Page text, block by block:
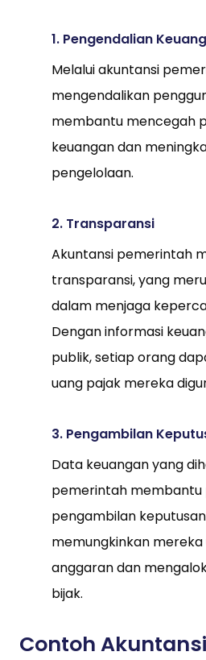
1. Pengendalian
Melalui akuntansi
mengendalikan
membantu mencegah
keuangan dan
pengelolaan.
2. Transparansi
Akuntansi pemerintah
transparansi, yang
dalam menjaga
Dengan informasi
publik, setiap orang
uang pajak mereka
3. Pengambilan
Data keuangan yang
pemerintah
pengambilan
memungkinkan
anggaran dan
bijak.
Contoh